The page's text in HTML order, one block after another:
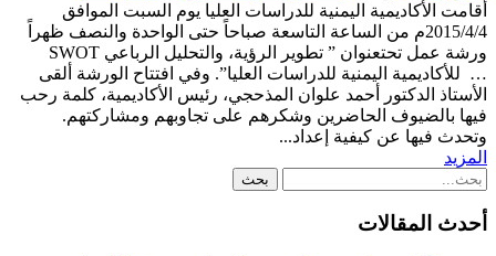
أقامت الأكاديمية اليمنية للدراسات العليا يوم السبت الموافق
2015/4/4م من الساعة التاسعة صباحاً حتى الواحدة والنصف ظهراً
ورشة عمل تحتعنوان ” تطوير الرؤية، والتحليل الرباعي SWOT
… للأكاديمية اليمنية للدراسات العليا”. وفي افتتاح الورشة ألقى
الأستاذ الدكتور أحمد علوان المذحجي، رئيس الأكاديمية، كلمة رحب
فيها بالضيوف الحاضرين وشكرهم على تجاوبهم ومشاركتهم.
وتحدث فيها عن كيفية إعداد...
المزيد
أحدث المقالات